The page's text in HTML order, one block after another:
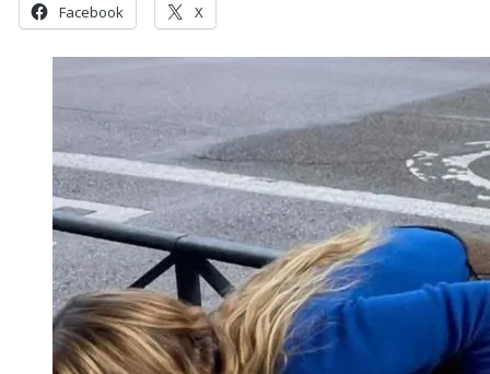
Facebook X